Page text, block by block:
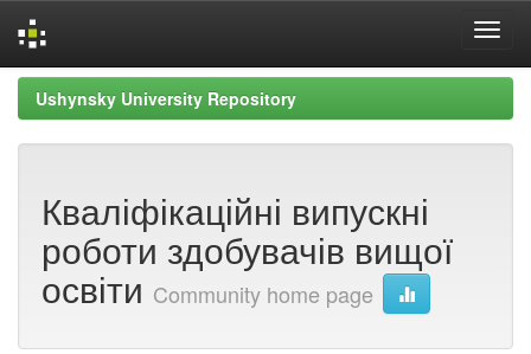
Skip
navigation
Ushynsky University Repository
Кваліфікаційні випускні
роботи здобувачів вищої
освіти Community home page